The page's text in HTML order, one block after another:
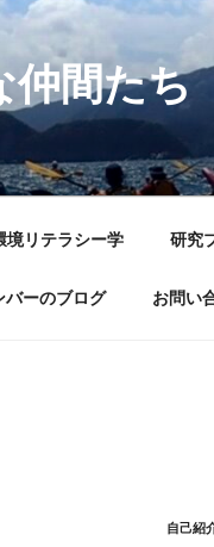
仲間たち
境リテラシー学 研究
バーのブログ お問い
自己紹